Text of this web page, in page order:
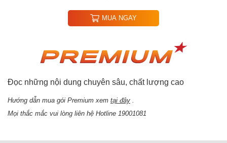
MUA NGAY
Đọc những nội dung chuyên sâu, chất lượng cao
Hướng dẫn mua gói Premium xem tại đây .
Mọi thắc mắc vui lòng liên hệ Hotline 19001081